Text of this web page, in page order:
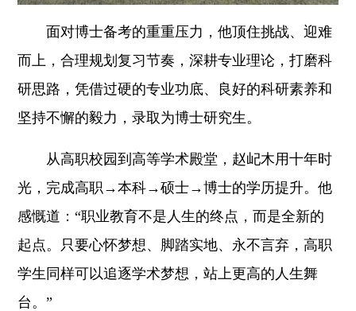
面对博士备考的重重压力，他顶住挑战、迎难
而上，合理规划复习节奏，深耕专业理论，打磨科
研思路，凭借过硬的专业功底、良好的科研素养和
坚持不懈的毅力，录取为博士研究生。
从高职校园到高等学术殿堂，赵屺木用十年时
光，完成高职→本科→硕士→博士的学历提升。他
感慨道：“职业教育不是人生的终点，而是全新的
起点。只要心怀梦想、脚踏实地、永不言弃，高职
学生同样可以追逐学术梦想，站上更高的人生舞
台。”